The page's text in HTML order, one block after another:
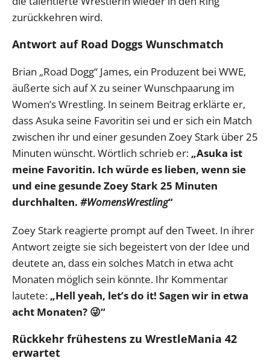
zurückkehren wird.
Antwort auf Road Doggs Wunschmatch
Brian „Road Dogg“ James, ein Produzent bei WWE,
äußerte sich auf X zu seiner Wunschpaarung im
Women’s Wrestling. In seinem Beitrag erklärte er,
dass Asuka seine Favoritin sei und er sich ein Match
zwischen ihr und einer gesunden Zoey Stark über 25
Minuten wünscht. Wörtlich schrieb er: „Asuka ist
meine Favoritin. Ich würde es lieben, wenn sie
und eine gesunde Zoey Stark 25 Minuten
durchhalten. #WomensWrestling“
Zoey Stark reagierte prompt auf den Tweet. In ihrer
Antwort zeigte sie sich begeistert von der Idee und
deutete an, dass ein solches Match in etwa acht
Monaten möglich sein könnte. Ihr Kommentar
lautete: „Hell yeah, let’s do it! Sagen wir in etwa
acht Monaten? 😜“
Rückkehr frühestens zu WrestleMania 42
erwartet